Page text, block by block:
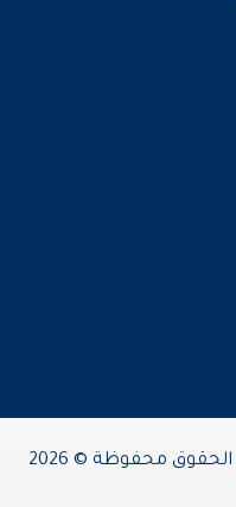
محفوظة © 2026